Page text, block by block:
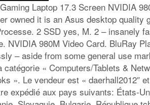
Laptop 17.3 Screen NVIDIA
owned it is an Asus desktop
2 SSD yes, M. 2 – insanely
NVIDIA 980M Video Card. BluRay
– aside from some general use
catégorie « Computers/Tablets &
». Le vendeur est « daerhall2012″
expédié aux pays suivants: États-